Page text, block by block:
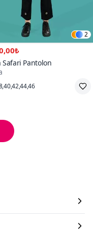
2
Safari Pantolon
Kargo